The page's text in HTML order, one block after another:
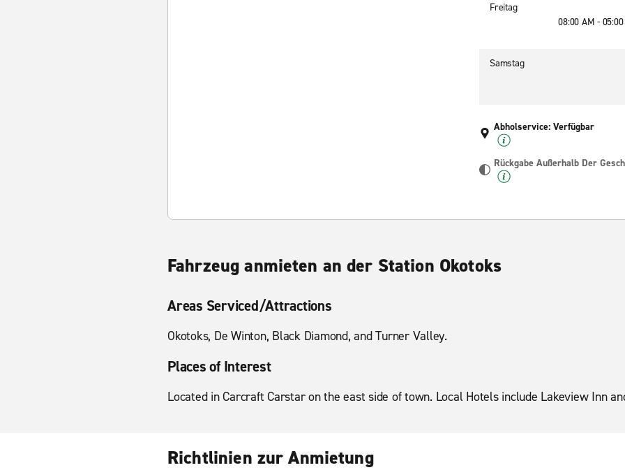
Freitag
08:00 AM -
Samstag
Abholservice: Verfügbar
Rückgabe Außerhalb Der
Fahrzeug anmieten an der Station Okotoks
Areas Serviced/Attractions
Okotoks, De Winton, Black Diamond, and Turner Valley.
Places of Interest
Located in Carcraft Carstar on the east side of town. Local Hotels include Lakeview Inn
Richtlinien zur Anmietung